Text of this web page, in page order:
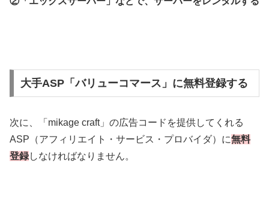
大手ASP「バリューコマース」に無料登録する
次に、「mikage craft」の広告コードを提供してくれる
ASP（アフィリエイト・サービス・プロバイダ）に無料
登録しなければなりません。